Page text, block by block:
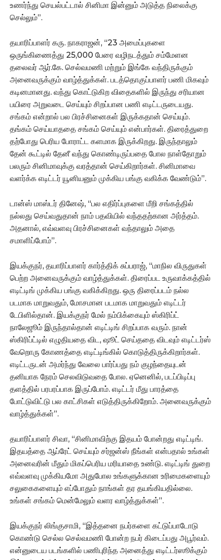
உணர்ந்து செயல்பட்டால் சினிமா இன்னும் அடுத்த நிலைக்கு
செல்லும்”.
தயாரிப்பாளர் கரு. நாகராஜன், “23 அமைப்புகளை
ஒருங்கிணைத்து 25,000 பேரை வழிநடத்தும் சம்மேளன
தலைவர் ஆர்.கே. செல்வமணி மற்றும் இங்கே வந்திருக்கும்
அனைவருக்கும் வாழ்த்துக்கள். படத்தொகுப்பாளர் பணி மிகவும்
கடினமானது. வந்து கொட்டுகிற விதைகளில் இருந்து சரியான
பயிரை அறுவடை செய்யும் சிறப்பான பணி எடிட்டருடையது.
சங்கம் என்றால் பல பிரச்சினைகள் இருக்கதான் செய்யும்.
தங்கம் செய்யாததை சங்கம் செய்யும் என்பார்கள். திரைத்துறை
தற்போது பெரிய போராட்ட களமாக இருக்கிறது. இருந்தாலும்
தேன் கூட்டில் தேனீ வந்து கொண்டிருப்பதை போல நாள்தோறும்
பலரும் சினிமாவுக்கு வரத்தான் செய்கிறார்கள். சினிமாவை
வளர்க்க எடிட்டர் யூனியனும் முக்கிய பங்கு வகிக்க வேண்டும்”.
டான்ஸ் மாஸ்டர் தினேஷ், “பல எதிர்ப்புகளை மீறி சங்கத்தில்
நல்லது செய்வதுதான் நாம் பதவியில் வந்ததற்கான அர்த்தம்.
அதனால், எவ்வளவு பிரச்சினைகள் வந்தாலும் அதை
சமாளிப்போம்”.
இயக்குநர், தயாரிப்பாளர் கார்த்திக் சுப்பராஜ், “மாநில விருதுகள்
பெற்ற அனைவருக்கும் வாழ்த்துக்கள். திரைப்பட உருவாக்கத்தில்
எடிட்டிங் முக்கிய பங்கு வகிக்கிறது. ஒரு திரைப்படம் நல்ல
படமாக மாறுவதும், மோசமான படமாக மாறுவதும் எடிட்டர்
டேபிளில்தான். இயக்குநர் மேல் நம்பிக்கையும் ஸ்கிரிப்ட்
நாலேஜூம் இருந்தால்தான் எடிட்டிங் சிறப்பாக வரும். நான்
ஸ்கிரிப்ட்டில் எழுதியதை விட, ஷூட் செய்ததை விடவும் எடிட்டர்ஸ்
வேறொரு கோணத்தை எடிட்டிங்கில் கொடுத்திருக்கிறார்கள்.
எடிட்டருடன் அமர்ந்து வேலை பார்ப்பது நம் குழந்தையுடன்
தனியாக நேரம் செலவிடுவதை போல. ஏனெனில், படப்பிடிப்பு
தளத்தில் பரபரப்பாக இருப்போம். எடிட்டர் மீது பாரத்தை
போட்டுவிட்டு பல காட்சிகள் எடுத்திருக்கிறோம். அனைவருக்கும்
வாழ்த்துக்கள்”.
தயாரிப்பாளர் சிவா, “சினிமாவிற்கு இதயம் போன்றது எடிட்டிங்.
இதயத்தை ஆப்ரேட் செய்யும் சர்ஜன்ஸ் நீங்கள் என்பதால் உங்கள்
அனைவரின் மீதும் மிகப்பெரிய மரியாதை உண்டு. எடிட்டிங் துறை
எவ்வளவு முக்கியமோ அதுபோல உங்களுக்கான உரிமைகளையும்
சலுகைகளையும் எப்போதும் நாங்கள் தர தயங்கியதில்லை.
உங்கள் சங்கம் மென்மேலும் வளர வாழ்த்துக்கள்”.
இயக்குநர் லிங்குசாமி, “இத்தனை நபர்களை கட்டுப்பாடோடு
கொண்டு செல்ல செல்வமணி போன்ற நபர் கிடைப்பது அபூர்வம்.
என்னுடைய படங்களில் பணிபுரிந்த அனைத்து எடிட்டர்ஸூக்கும்